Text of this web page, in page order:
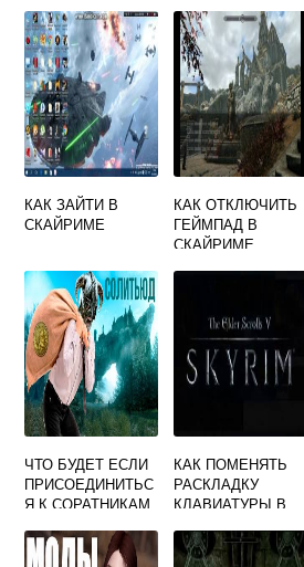
КАК ЗАЙТИ В
СКАЙРИМЕ
КАК ОТКЛЮЧИТЬ
ГЕЙМПАД В
СКАЙРИМЕ
ЧТО БУДЕТ ЕСЛИ
ПРИСОЕДИНИТЬС
Я К СОРАТНИКАМ
КАК ПОМЕНЯТЬ
РАСКЛАДКУ
КЛАВИАТУРЫ В
ВЫХОДЯ ИЗ ИГРЫ